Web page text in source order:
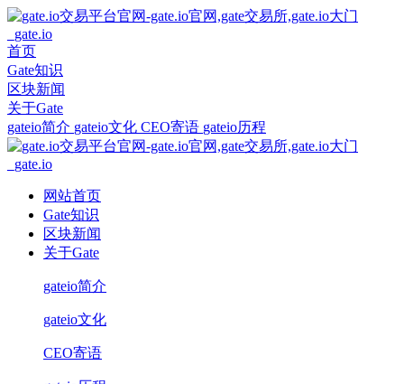
首页
Gate知识
区块新闻
关于Gate
gateio简介 gateio文化 CEO寄语 gateio历程
网站首页
Gate知识
区块新闻
关于Gate
gateio简介
gateio文化
CEO寄语